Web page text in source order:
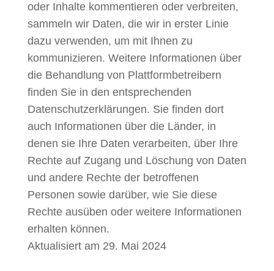
oder Inhalte kommentieren oder verbreiten,
sammeln wir Daten, die wir in erster Linie
dazu verwenden, um mit Ihnen zu
kommunizieren. Weitere Informationen über
die Behandlung von Plattformbetreibern
finden Sie in den entsprechenden
Datenschutzerklärungen. Sie finden dort
auch Informationen über die Länder, in
denen sie Ihre Daten verarbeiten, über Ihre
Rechte auf Zugang und Löschung von Daten
und andere Rechte der betroffenen
Personen sowie darüber, wie Sie diese
Rechte ausüben oder weitere Informationen
erhalten können.
Aktualisiert am 29. Mai 2024